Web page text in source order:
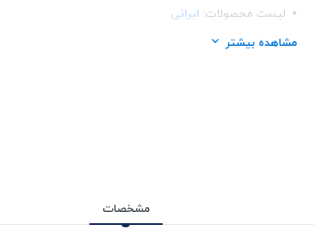
لیست محصولات: ایرانی
برند:اماتا صمد
مشاهده بیشتر
مشخصات